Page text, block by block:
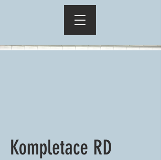
Kompletace RD